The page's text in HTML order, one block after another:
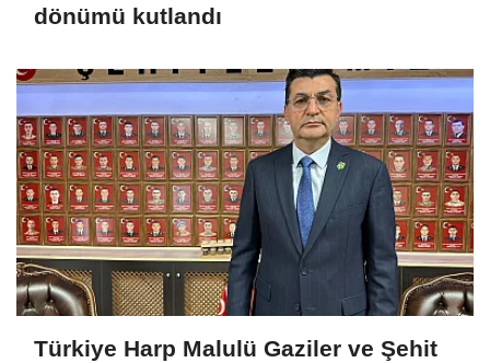
dönümü kutlandı
Türkiye Harp Malulü Gaziler ve Şehit